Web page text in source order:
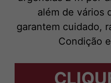
além de vários
garantem cuidado,
Condição